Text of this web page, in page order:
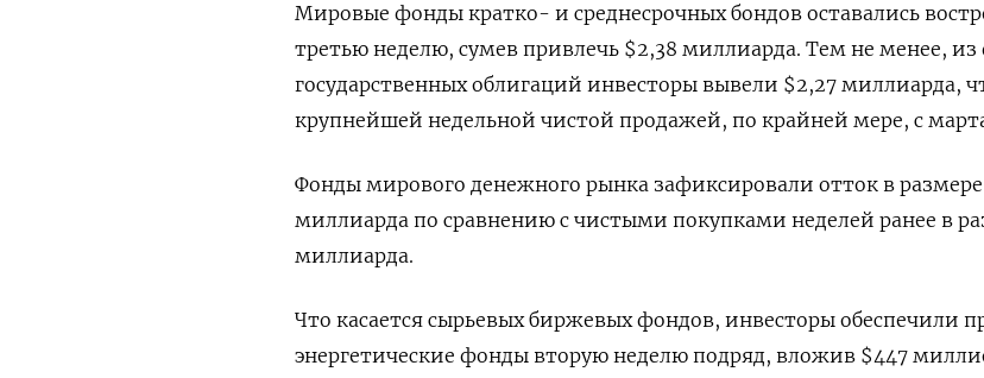
Мировые фонды кратко- и среднесрочных бондов оставались
третью неделю, сумев привлечь $2,38 миллиарда. Тем не менее,
государственных облигаций инвесторы вывели $2,27 миллиарда,
крупнейшей недельной чистой продажей, по крайней мере, с марта
Фонды мирового денежного рынка зафиксировали отток в
миллиарда по сравнению с чистыми покупками неделей ранее в
миллиарда.
Что касается сырьевых биржевых фондов, инвесторы обеспечили
энергетические фонды вторую неделю подряд, вложив $447